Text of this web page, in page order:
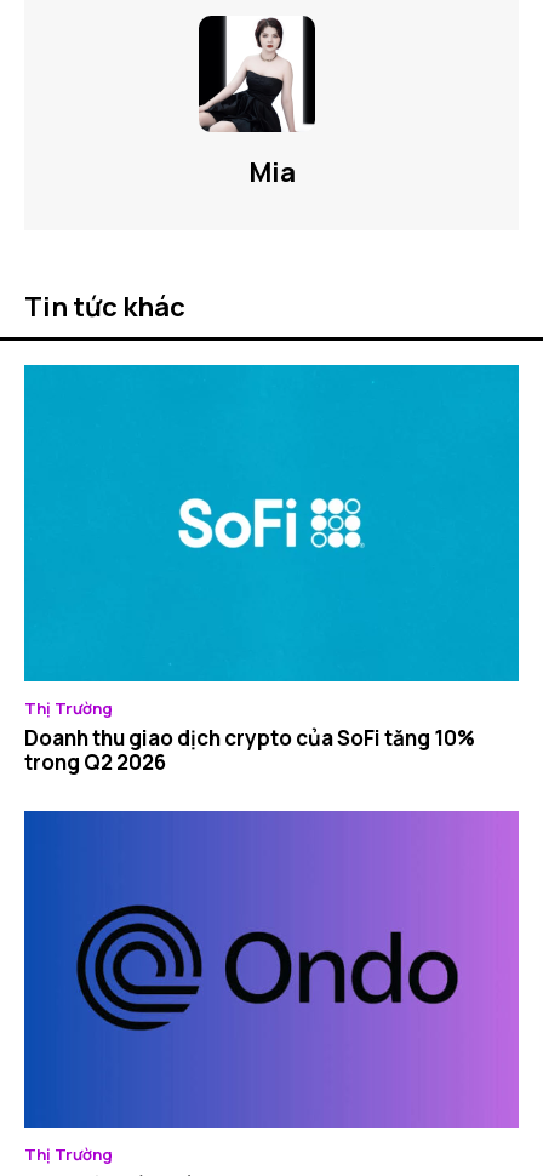
Mia
Tin tức khác
Thị Trường
Doanh thu giao dịch crypto của SoFi tăng 10%
trong Q2 2026
Thị Trường